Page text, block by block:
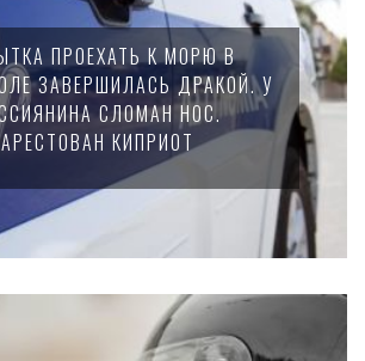
ПРОЕХАТЬ К МОРЮ В
ЗАВЕРШИЛАСЬ ДРАКОЙ. У
СЛОМАН НОС.
АРЕСТОВАН КИПРИОТ